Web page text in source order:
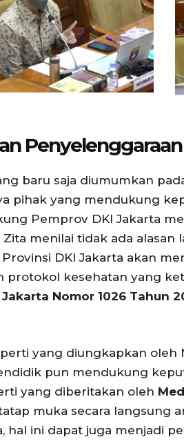
Penyelenggaraan
baru saja diumumkan
pihak yang mendukung
Pemprov DKI Jakarta
menilai tidak ada alasan
DKI Jakarta akan
protokol kesehatan yang
Nomor 1026 Tahun
yang diungkapkan oleh
pun mendukung
yang diberitakan oleh
muka secara langsung
hal ini dapat juga menjadi